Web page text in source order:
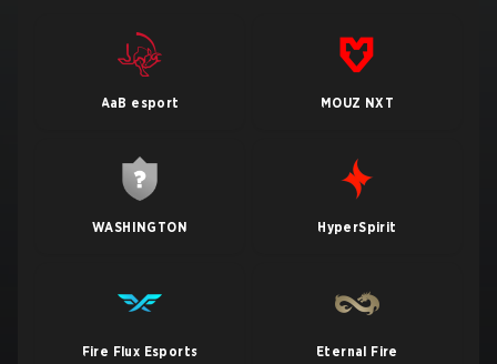
AaB esport MOUZ NXT
WASHINGTON HyperSpirit
Fire Flux Esports Eternal Fire